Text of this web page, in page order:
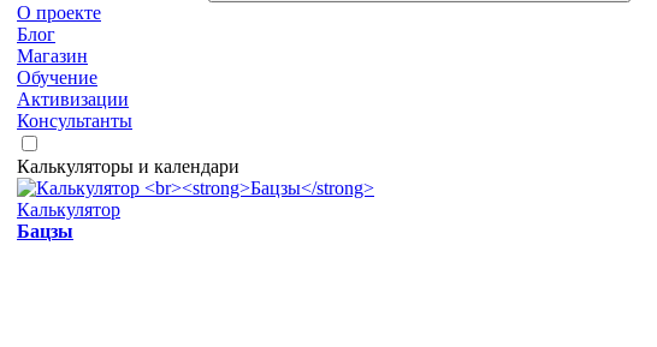
О проекте
Блог
Магазин
Обучение
Активизации
Консультанты
Калькуляторы и календари
Калькулятор
Бацзы